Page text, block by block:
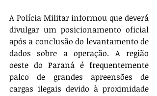
A Polícia Militar informou que deverá
divulgar um posicionamento oficial
após a conclusão do levantamento de
dados sobre a operação. A região
oeste do Paraná é frequentemente
palco de grandes apreensões de
cargas ilegais devido à proximidade